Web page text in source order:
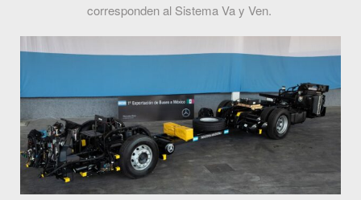
corresponden al Sistema Va y Ven.